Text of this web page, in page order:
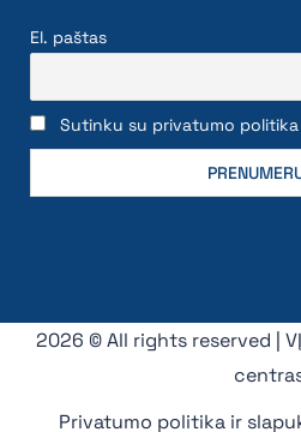
El. paštas
Sutinku su privatumo politika
2026 © All rights reserved |
Privatumo politika ir